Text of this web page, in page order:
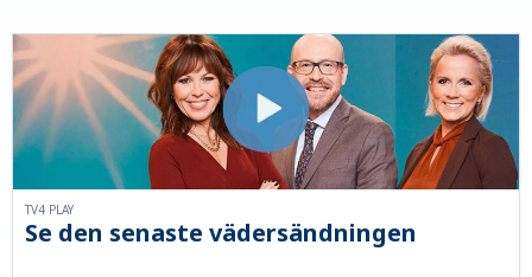
Se den senaste vädersändningen
TV4 PLAY